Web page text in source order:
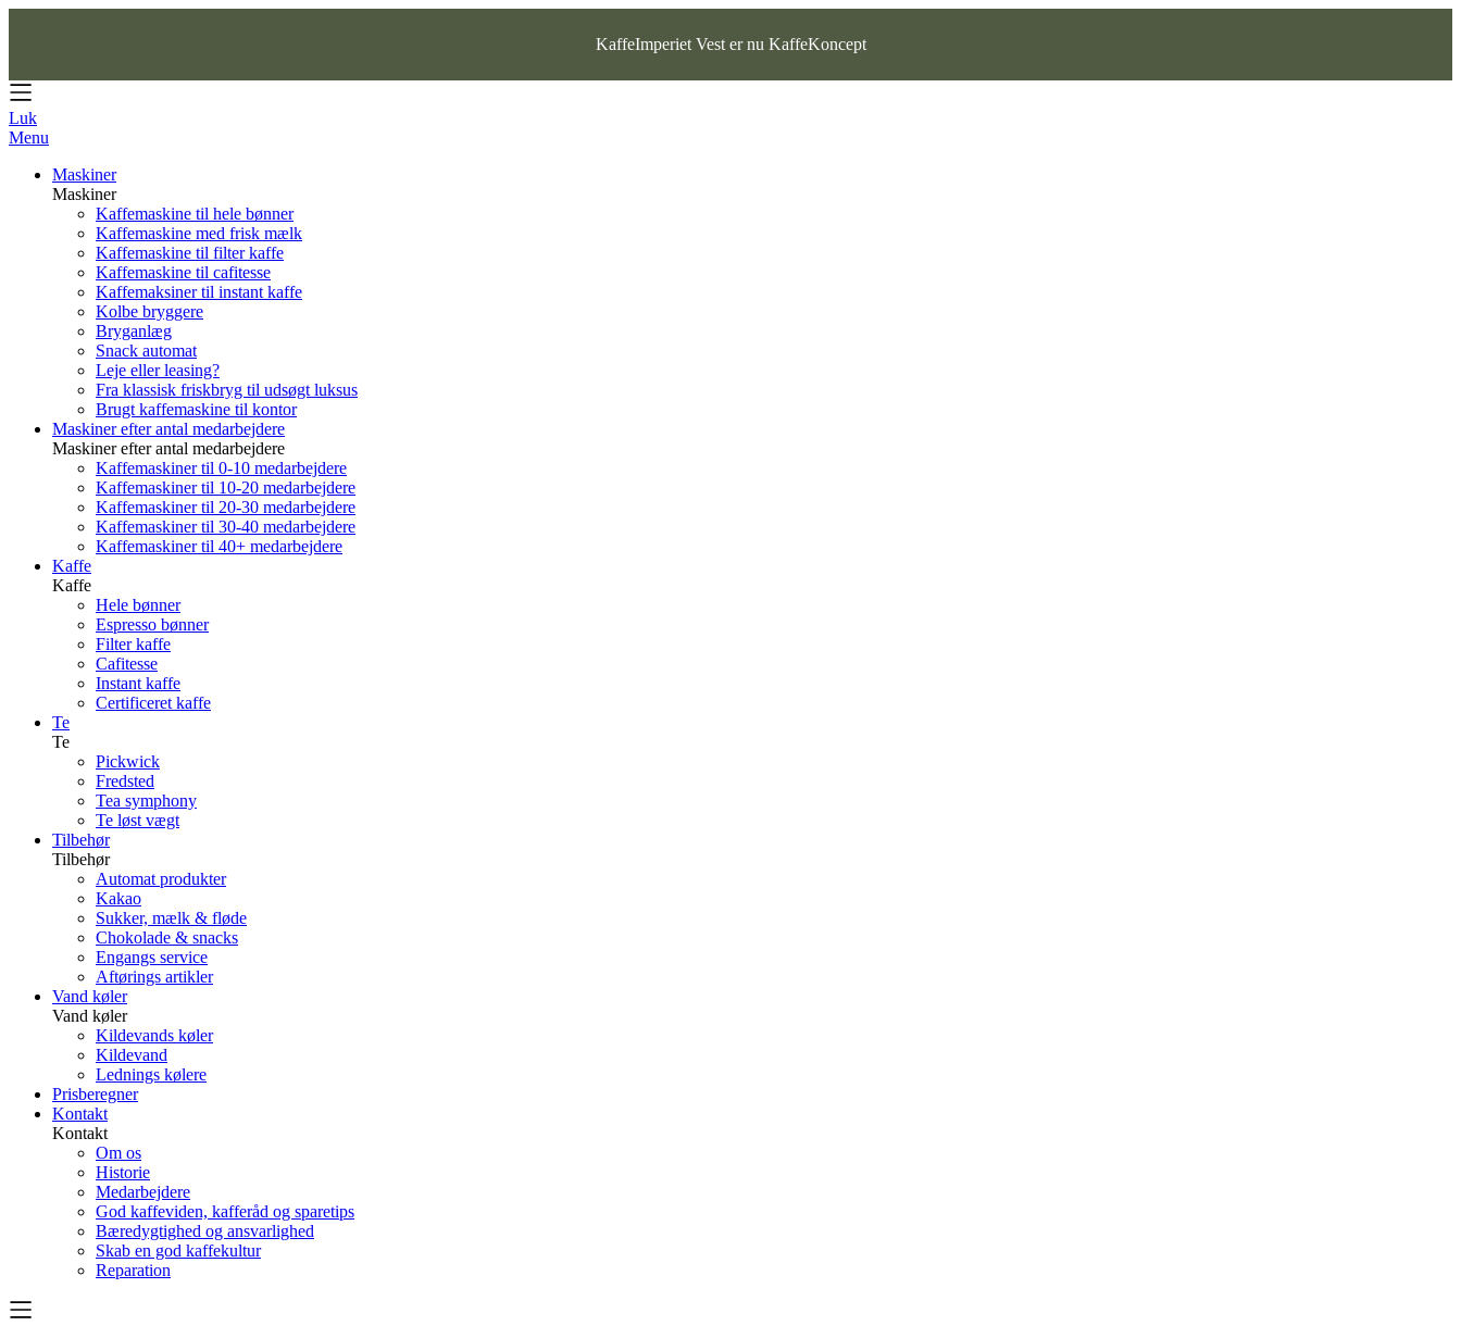
KaffeImperiet Vest er nu KaffeKoncept
Luk
Menu
Maskiner
Maskiner
Kaffemaskine til hele bønner
Kaffemaskine med frisk mælk
Kaffemaskine til filter kaffe
Kaffemaskine til cafitesse
Kaffemaksiner til instant kaffe
Kolbe bryggere
Bryganlæg
Snack automat
Leje eller leasing?
Fra klassisk friskbryg til udsøgt luksus
Brugt kaffemaskine til kontor
Maskiner efter antal medarbejdere
Maskiner efter antal medarbejdere
Kaffemaskiner til 0-10 medarbejdere
Kaffemaskiner til 10-20 medarbejdere
Kaffemaskiner til 20-30 medarbejdere
Kaffemaskiner til 30-40 medarbejdere
Kaffemaskiner til 40+ medarbejdere
Kaffe
Kaffe
Hele bønner
Espresso bønner
Filter kaffe
Cafitesse
Instant kaffe
Certificeret kaffe
Te
Te
Pickwick
Fredsted
Tea symphony
Te løst vægt
Tilbehør
Tilbehør
Automat produkter
Kakao
Sukker, mælk & fløde
Chokolade & snacks
Engangs service
Aftørings artikler
Vand køler
Vand køler
Kildevands køler
Kildevand
Lednings kølere
Prisberegner
Kontakt
Kontakt
Om os
Historie
Medarbejdere
God kaffeviden, kafferåd og sparetips
Bæredygtighed og ansvarlighed
Skab en god kaffekultur
Reparation